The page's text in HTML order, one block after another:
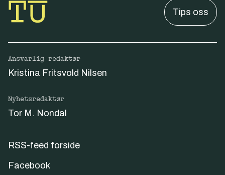
Tips oss
Ansvarlig redaktør
Kristina Fritsvold Nilsen
Nyhetsredaktør
Tor M. Nondal
RSS-feed forside
Facebook